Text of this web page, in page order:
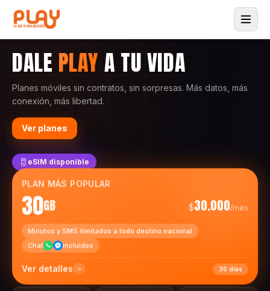
DALE PLAYA TU VIDA
Planes móviles sin contratos, sin sorpresas. Más datos, más
conexión, más libertad.
Ver planes
eSIM disponible
PLAN MÁS POPULAR
30GB $30.000/mes
Minutos y SMS ilimitados a todo destino nacional
Chat
incluidos
Ver detalles 30 días